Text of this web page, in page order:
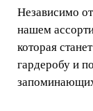
Независимо
нашем
которая
гардеробу и